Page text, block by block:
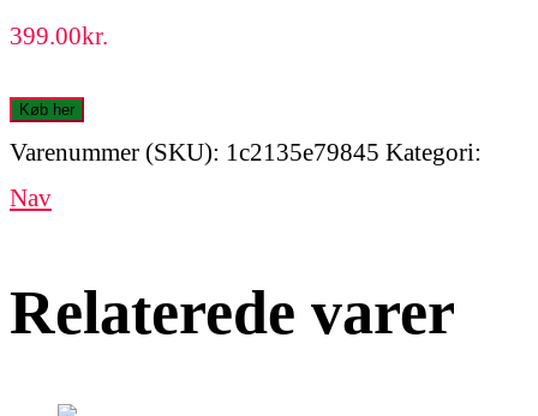
399.00kr.
Køb her
Varenummer (SKU): 1c2135e79845 Kategori:
Nav
Relaterede varer